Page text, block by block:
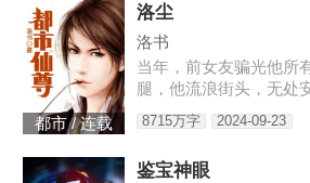
都市 / 连载
洛尘
洛书
当年，前女友骗光他所
腿，他流浪街头，无处
来，一人可挡千万敌！
8715万字 2024-09-23
鉴宝神眼